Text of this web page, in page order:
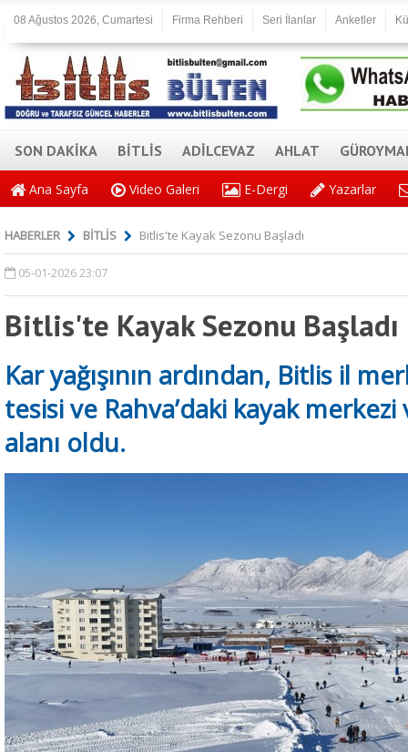
08 Ağustos 2026, Cumartesi Firma Rehberi Seri İlanlar Anketler
SON DAKİKA BİTLİS ADİLCEVAZ AHLAT
Ana Sayfa Video Galeri E-Dergi Yazarlar
HABERLER BİTLİS Bitlis'te Kayak Sezonu Başladı
05-01-2026 23:07
Bitlis'te Kayak Sezonu Başladı
Kar yağışının ardından, Bitlis il
tesisi ve Rahva’daki kayak
alanı oldu.